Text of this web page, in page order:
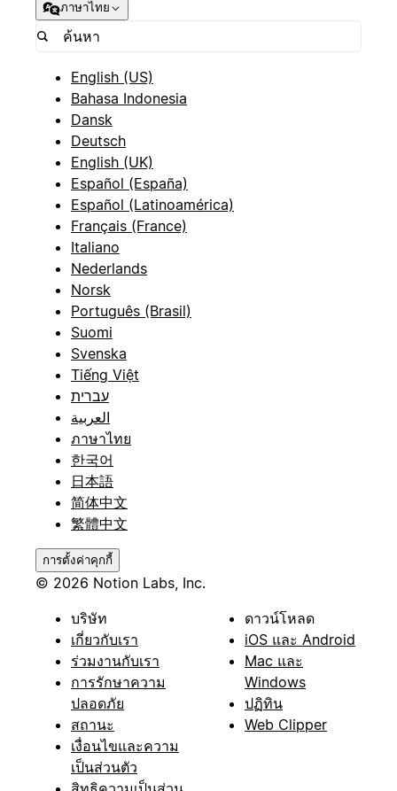
ภาษาไทย
English (US)
Bahasa Indonesia
Dansk
Deutsch
English (UK)
Español (España)
Español (Latinoamérica)
Français (France)
Italiano
Nederlands
Norsk
Português (Brasil)
Suomi
Svenska
Tiếng Việt
עברית
العربية
ภาษาไทย
한국어
日本語
简体中文
繁體中文
การตั้งค่าคุกกี้
© 2026 Notion Labs, Inc.
บริษัท
เกี่ยวกับเรา
ร่วมงานกับเรา
การรักษาความ
ปลอดภัย
สถานะ
เงื่อนไขและความ
เป็นส่วนตัว
ดาวน์โหลด
iOS และ Android
Mac และ
Windows
ปฏิทิน
Web Clipper